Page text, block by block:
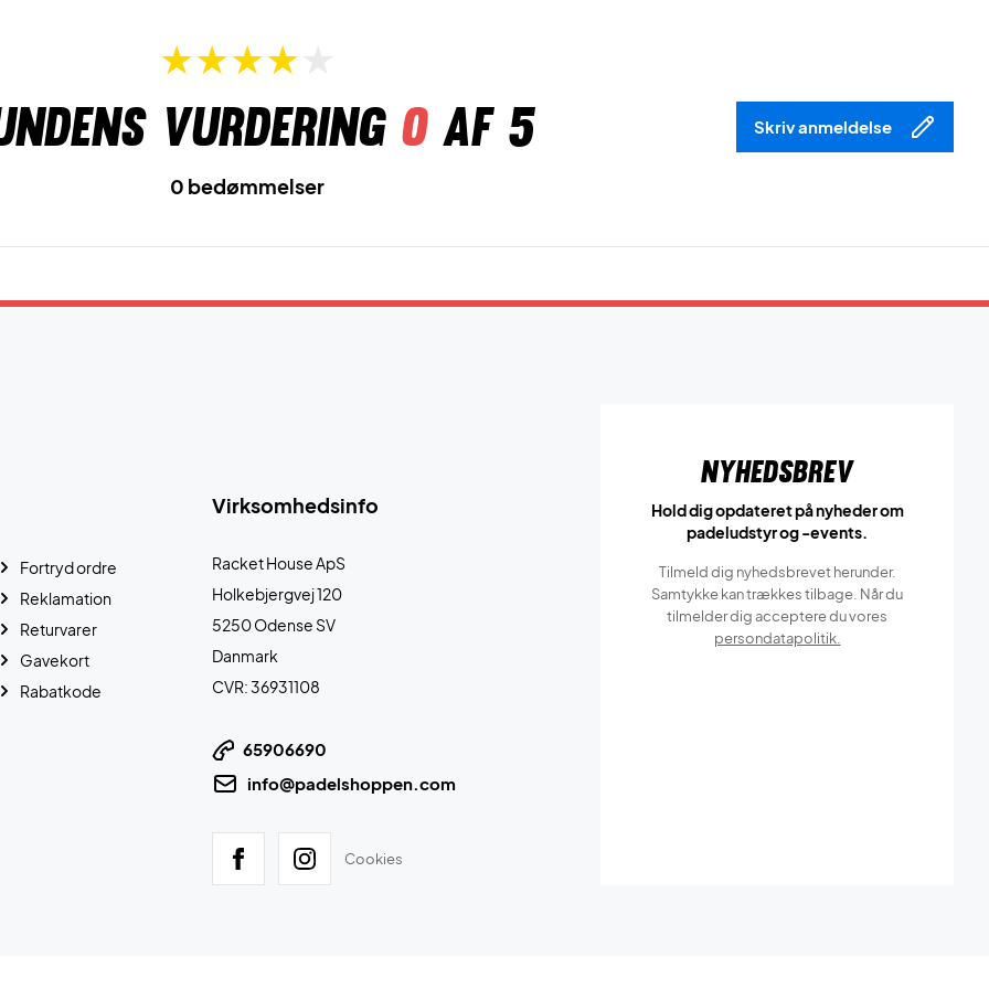
vurdering 0af 5 Skriv anmeldelse
0 bedømmelser
Virksomhedsinfo
Racket House ApS
Holkebjergvej 120
5250 Odense SV
Danmark
CVR: 36931108
65906690
info@padelshoppen.com
Cookies
Fortryd ordre
Reklamation
Returvarer
Gavekort
Rabatkode
Nyhedsbrev
Hold dig opdateret på nyheder om
padeludstyr og -events.
Tilmeld dig nyhedsbrevet herunder.
Samtykke kan trækkes tilbage. Når du
tilmelder dig acceptere du vores
persondatapolitik.